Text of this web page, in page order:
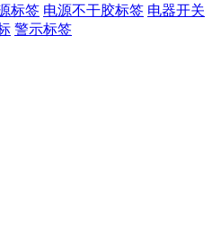
标签 电源不干胶标签 电器开关
警示标签